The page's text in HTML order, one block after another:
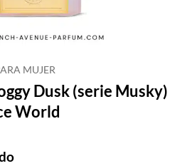
MUJER
Dusk (serie Musky)
World